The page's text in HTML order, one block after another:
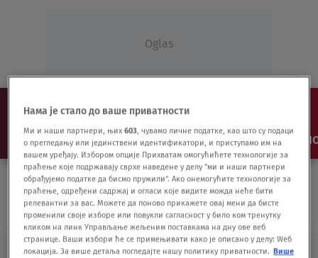
Oglas
NAJNOVIJE VESTI SHOW SPORT VIDEO
KEJNAN LONDSDEJL
Нама је стало до ваше приватности
Ми и наши партнери, њих603, чувамо личне податке, као што су подаци
о прегледању или јединствени идентификатори, и приступамо им на
вашем уређају. Избором опције Прихватам омогућићете технологије за
праћење које подржавају сврхе наведене у делу "ми и наши партнери
обрађујемо податке да бисмо пружили". Ако онемогућите технологије за
праћење, одређени садржај и огласи које видите можда неће бити
релевантни за вас. Можете да поново прикажете овај мени да бисте
променили своје изборе или повукли сагласност у било ком тренутку
кликом на линк Управљање жељеним поставкама на дну ове веб
странице. Ваши избори ће се примењивати како је описано у делу: Wеб
локација. За више детаља погледајте нашу политику приватности. Више